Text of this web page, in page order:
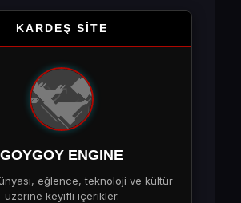
KARDEŞ SİTE
GOYGOY ENGINE
eğlence, teknoloji ve kültür
üzerine keyifli içerikler.